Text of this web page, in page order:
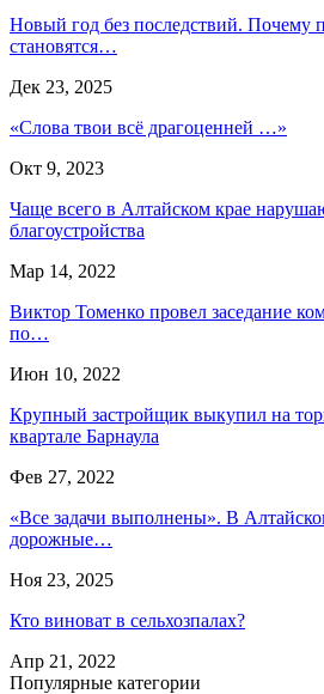
Новый год без последствий. Почему
становятся…
Дек 23, 2025
«Слова твои всё драгоценней …»
Окт 9, 2023
Чаще всего в Алтайском крае
благоустройства
Мар 14, 2022
Виктор Томенко провел заседание
по…
Июн 10, 2022
Крупный застройщик выкупил на
квартале Барнаула
Фев 27, 2022
«Все задачи выполнены». В
дорожные…
Ноя 23, 2025
Кто виноват в сельхозпалах?
Апр 21, 2022
Популярные категории